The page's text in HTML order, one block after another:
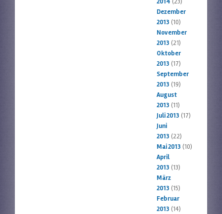
2014 (23)
Dezember
2013 (10)
November
2013 (21)
Oktober
2013 (17)
September
2013 (19)
August
2013 (11)
Juli 2013 (17)
Juni
2013 (22)
Mai 2013 (10)
April
2013 (13)
März
2013 (15)
Februar
2013 (14)